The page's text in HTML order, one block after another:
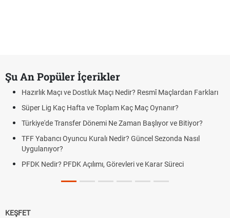
Şu An Popüler İçerikler
Hazırlık Maçı ve Dostluk Maçı Nedir? Resmî Maçlardan Farkları
Süper Lig Kaç Hafta ve Toplam Kaç Maç Oynanır?
Türkiye'de Transfer Dönemi Ne Zaman Başlıyor ve Bitiyor?
TFF Yabancı Oyuncu Kuralı Nedir? Güncel Sezonda Nasıl
Uygulanıyor?
PFDK Nedir? PFDK Açılımı, Görevleri ve Karar Süreci
KEŞFET